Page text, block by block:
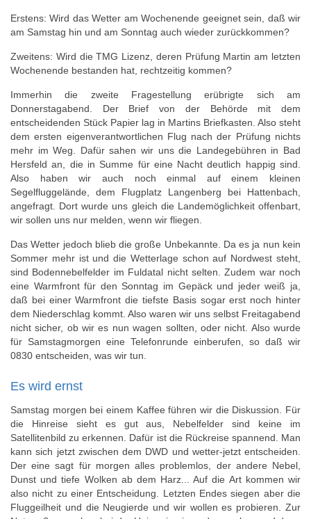
Erstens: Wird das Wetter am Wochenende geeignet sein, daß wir
am Samstag hin und am Sonntag auch wieder zurückkommen?
Zweitens: Wird die TMG Lizenz, deren Prüfung Martin am letzten
Wochenende bestanden hat, rechtzeitig kommen?
Immerhin die zweite Fragestellung erübrigte sich am
Donnerstagabend. Der Brief von der Behörde mit dem
entscheidenden Stück Papier lag in Martins Briefkasten. Also steht
dem ersten eigenverantwortlichen Flug nach der Prüfung nichts
mehr im Weg. Dafür sahen wir uns die Landegebühren in Bad
Hersfeld an, die in Summe für eine Nacht deutlich happig sind.
Also haben wir auch noch einmal auf einem kleinen
Segelfluggelände, dem Flugplatz Langenberg bei Hattenbach,
angefragt. Dort wurde uns gleich die Landemöglichkeit offenbart,
wir sollen uns nur melden, wenn wir fliegen.
Das Wetter jedoch blieb die große Unbekannte. Da es ja nun kein
Sommer mehr ist und die Wetterlage schon auf Nordwest steht,
sind Bodennebelfelder im Fuldatal nicht selten. Zudem war noch
eine Warmfront für den Sonntag im Gepäck und jeder weiß ja,
daß bei einer Warmfront die tiefste Basis sogar erst noch hinter
dem Niederschlag kommt. Also waren wir uns selbst Freitagabend
nicht sicher, ob wir es nun wagen sollten, oder nicht. Also wurde
für Samstagmorgen eine Telefonrunde einberufen, so daß wir
0830 entscheiden, was wir tun.
Es wird ernst
Samstag morgen bei einem Kaffee führen wir die Diskussion. Für
die Hinreise sieht es gut aus, Nebelfelder sind keine im
Satellitenbild zu erkennen. Dafür ist die Rückreise spannend. Man
kann sich jetzt zwischen dem DWD und wetter-jetzt entscheiden.
Der eine sagt für morgen alles problemlos, der andere Nebel,
Dunst und tiefe Wolken ab dem Harz... Auf die Art kommen wir
also nicht zu einer Entscheidung. Letzten Endes siegen aber die
Fluggeilheit und die Neugierde und wir wollen es probieren. Zur